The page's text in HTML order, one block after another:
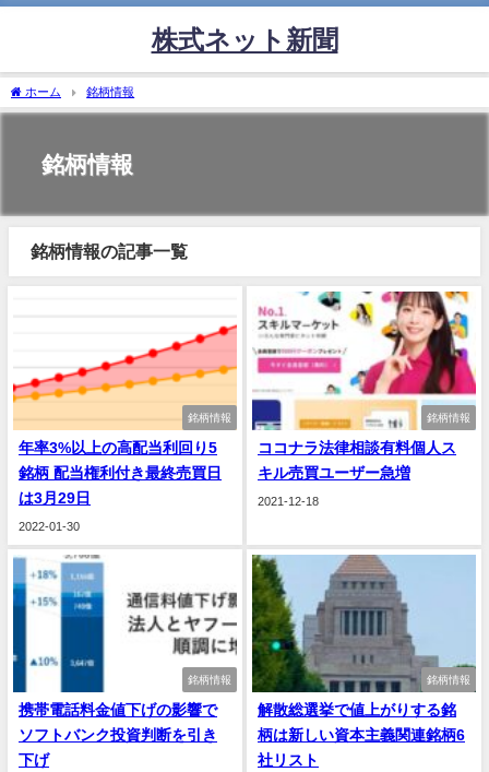
株式ネット新聞
ホーム 銘柄情報
銘柄情報
銘柄情報の記事一覧
銘柄情報
年率3%以上の高配当利回り5
銘柄 配当権利付き最終売買日
は3月29日
2022-01-30
銘柄情報
ココナラ法律相談有料個人ス
キル売買ユーザー急増
2021-12-18
銘柄情報
携帯電話料金値下げの影響で
ソフトバンク投資判断を引き
下げ
銘柄情報
解散総選挙で値上がりする銘
柄は新しい資本主義関連銘柄6
社リスト